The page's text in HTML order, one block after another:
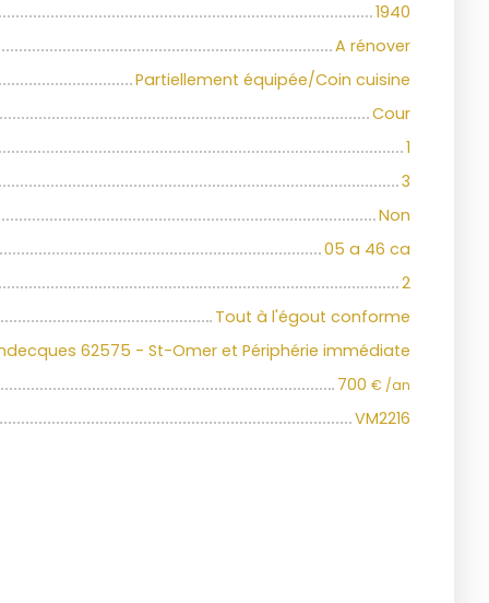
1940
A rénover
Partiellement équipée/Coin cuisine
Cour
1
3
Non
05 a 46 ca
2
Tout à l'égout conforme
62575 - St-Omer et Périphérie immédiate
700 € /an
VM2216